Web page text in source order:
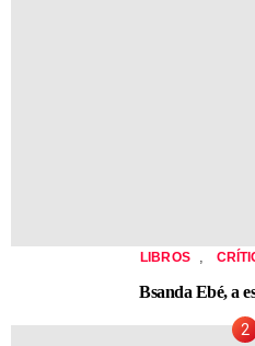
LIBROS
Bsanda Ebé, a